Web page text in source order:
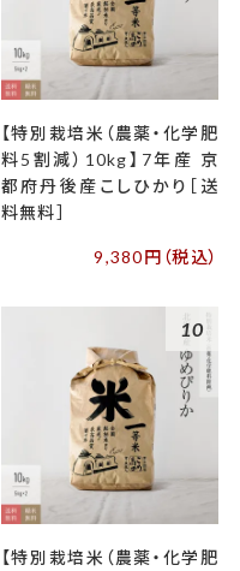
【特別栽培米（農薬・化学肥
料5割減）10kg】7年産 京
都府丹後産こしひかり［送
料無料］
9,380円（税込）
10
【特別栽培米（農薬・化学肥